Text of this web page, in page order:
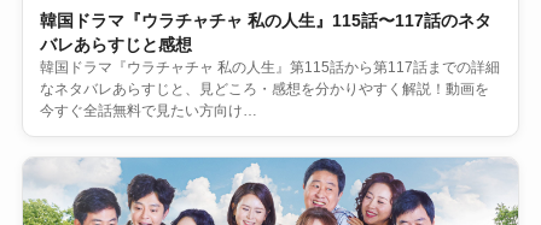
韓国ドラマ『ウラチャチャ 私の人生』115話〜117話のネタ
バレあらすじと感想
韓国ドラマ『ウラチャチャ 私の人生』第115話から第117話までの詳細
なネタバレあらすじと、見どころ・感想を分かりやすく解説！動画を
今すぐ全話無料で見たい方向け…